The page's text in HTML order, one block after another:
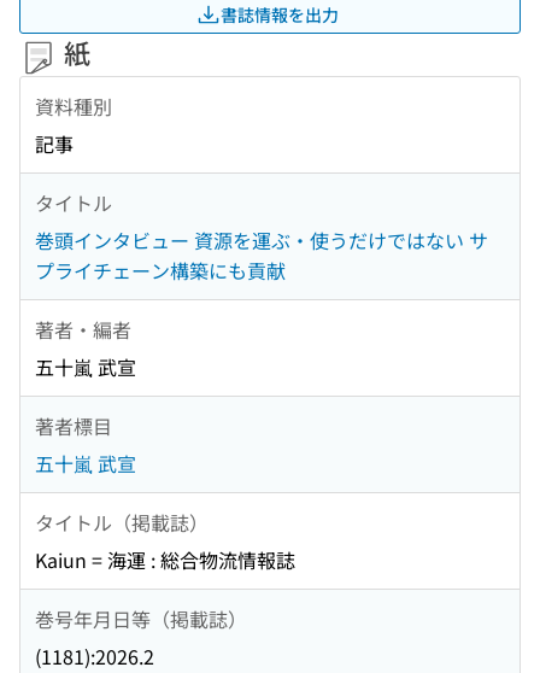
書誌情報を出力
紙
資料種別
記事
タイトル
巻頭インタビュー 資源を運ぶ・使うだけではない サ
プライチェーン構築にも貢献
著者・編者
五十嵐 武宣
著者標目
五十嵐 武宣
タイトル（掲載誌）
Kaiun = 海運 : 総合物流情報誌
巻号年月日等（掲載誌）
(1181):2026.2